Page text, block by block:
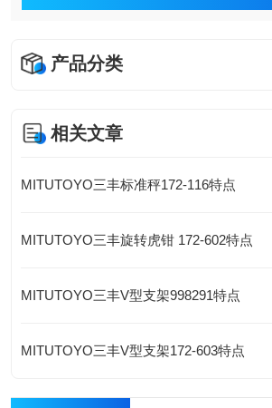
产品分类
相关文章
MITUTOYO三丰标准秤172-116特点
MITUTOYO三丰旋转虎钳 172-602特点
MITUTOYO三丰V型支架998291特点
MITUTOYO三丰V型支架172-603特点